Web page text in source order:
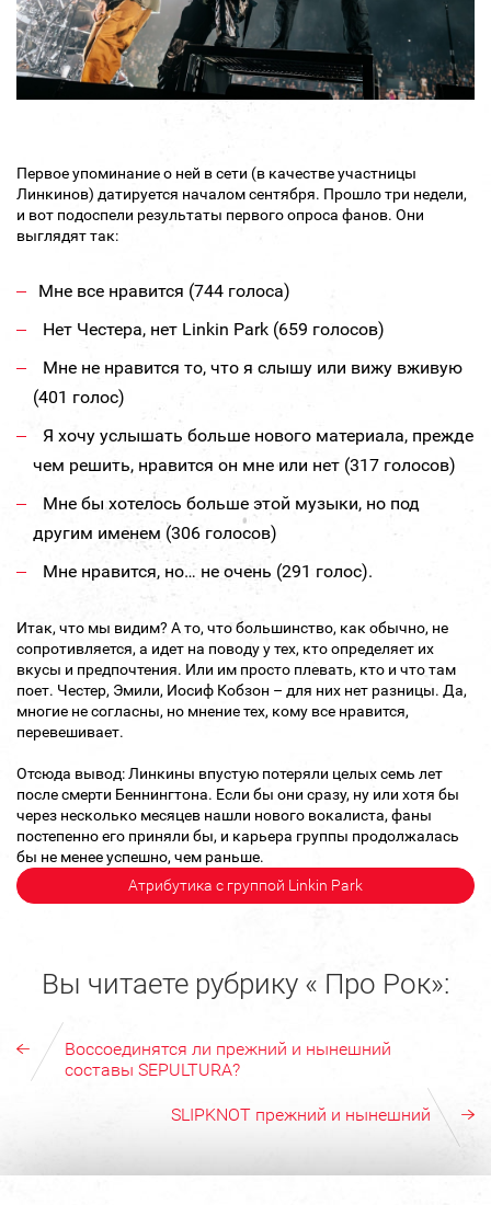
Первое упоминание о ней в сети (в качестве участницы
Линкинов) датируется началом сентября. Прошло три недели,
и вот подоспели результаты первого опроса фанов. Они
выглядят так:
Мне все нравится (744 голоса)
Нет Честера, нет Linkin Park (659 голосов)
Мне не нравится то, что я слышу или вижу вживую
(401 голос)
Я хочу услышать больше нового материала, прежде
чем решить, нравится он мне или нет (317 голосов)
Мне бы хотелось больше этой музыки, но под
другим именем (306 голосов)
Мне нравится, но… не очень (291 голос).
Итак, что мы видим? А то, что большинство, как обычно, не
сопротивляется, а идет на поводу у тех, кто определяет их
вкусы и предпочтения. Или им просто плевать, кто и что там
поет. Честер, Эмили, Иосиф Кобзон – для них нет разницы. Да,
многие не согласны, но мнение тех, кому все нравится,
перевешивает.
Отсюда вывод: Линкины впустую потеряли целых семь лет
после смерти Беннингтона. Если бы они сразу, ну или хотя бы
через несколько месяцев нашли нового вокалиста, фаны
постепенно его приняли бы, и карьера группы продолжалась
бы не менее успешно, чем раньше.
Атрибутика с группой Linkin Park
Вы читаете рубрику « Про Рок»:
Воссоединятся ли прежний и нынешний
составы SEPULTURA?
SLIPKNOT прежний и нынешний